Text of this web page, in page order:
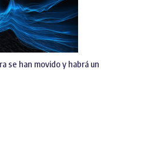
se han movido y habrá un